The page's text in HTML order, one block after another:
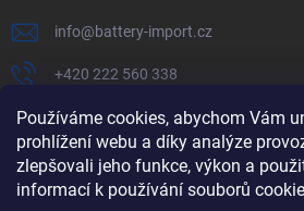
Používáme cookies, abychom Vám
prohlížení webu a díky analýze
zlepšovali jeho funkce, výkon a
informací k používání souborů
info@battery-import.cz
+420 222 560 338
+420 774 969 705